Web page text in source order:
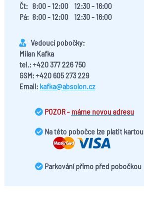
Čt: 8:00 - 12:0012:30 - 16:00
Pá: 8:00 - 12:0012:30 - 16:00
Vedoucí pobočky:
Milan Kafka
tel.: +420 377 226 750
GSM: +420 605 273 229
Email: kafka@absolon.cz
POZOR - máme novou adresu
Na této pobočce lze platit kartou
Parkování přímo před pobočkou